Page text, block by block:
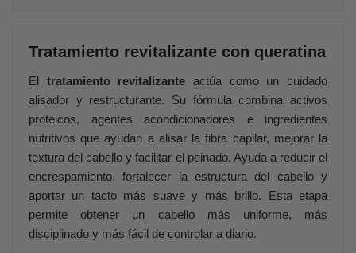
Tratamiento revitalizante con queratina
El tratamiento revitalizante actúa como un cuidado
alisador y restructurante. Su fórmula combina activos
proteicos, agentes acondicionadores e ingredientes
nutritivos que ayudan a alisar la fibra capilar, mejorar la
textura del cabello y facilitar el peinado. Ayuda a reducir el
encrespamiento, fortalecer la estructura del cabello y
aportar un tacto más suave y más brillo. Esta etapa
permite obtener un cabello más uniforme, más
disciplinado y más fácil de controlar a diario.